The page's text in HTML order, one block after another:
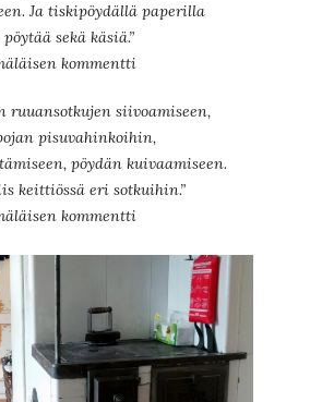
Ja tiskipöydällä paperilla
sekä käsiä.”
kommentti
ruuansotkujen siivoamiseen,
pisuvahinkoihin,
pöydän kuivaamiseen.
keittiössä eri sotkuihin.”
kommentti